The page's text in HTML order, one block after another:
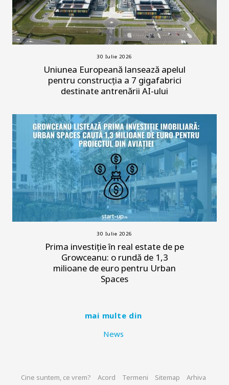
30 Iulie 2026
Uniunea Europeană lansează apelul
pentru construcția a 7 gigafabrici
destinate antrenării AI-ului
30 Iulie 2026
Prima investiție în real estate de pe
Growceanu: o rundă de 1,3
milioane de euro pentru Urban
Spaces
mai multe din
News
Cine suntem, ce vrem? Acord Termeni Sitemap
Arhiva